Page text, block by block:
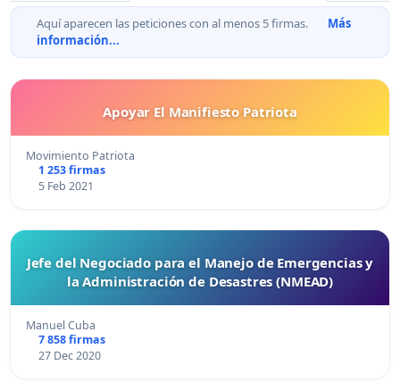
Aquí aparecen las peticiones con al menos 5 firmas.
Más
información...
Apoyar El Manifiesto Patriota
Movimiento Patriota
1 253 firmas
5 Feb 2021
Jefe del Negociado para el Manejo de Emergencias y
la Administración de Desastres (NMEAD)
Manuel Cuba
7 858 firmas
27 Dec 2020